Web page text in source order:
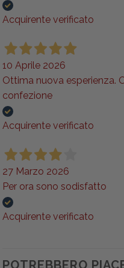
Acquirente verificato
10 Aprile 2026
Ottima nuova esperienza.
confezione
Acquirente verificato
27 Marzo 2026
Per ora sono sodisfatto
Acquirente verificato
POTREBBERO